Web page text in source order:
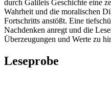
durch Galileis Geschichte eine
Wahrheit und die moralischen
Fortschritts anstößt. Eine
Nachdenken anregt und die
Überzeugungen und Werte zu
Leseprobe